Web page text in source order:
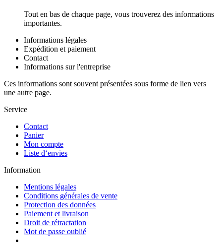
Tout en bas de chaque page, vous trouverez des informations
importantes.
Informations légales
Expédition et paiement
Contact
Informations sur l'entreprise
Ces informations sont souvent présentées sous forme de lien vers
une autre page.
Service
Contact
Panier
Mon compte
Liste d‘envies
Information
Mentions légales
Conditions générales de vente
Protection des données
Paiement et livraison
Droit de rétractation
Mot de passe oublié